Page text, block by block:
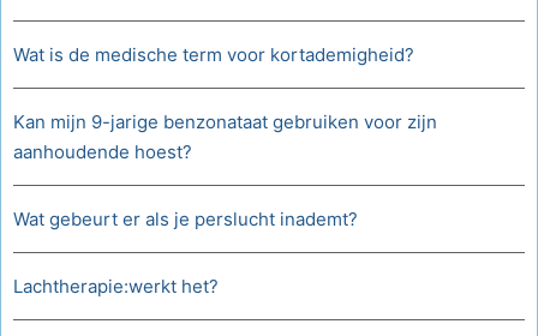
Wat is de medische term voor kortademigheid?
Kan mijn 9-jarige benzonataat gebruiken voor zijn
aanhoudende hoest?
Wat gebeurt er als je perslucht inademt?
Lachtherapie:werkt het?